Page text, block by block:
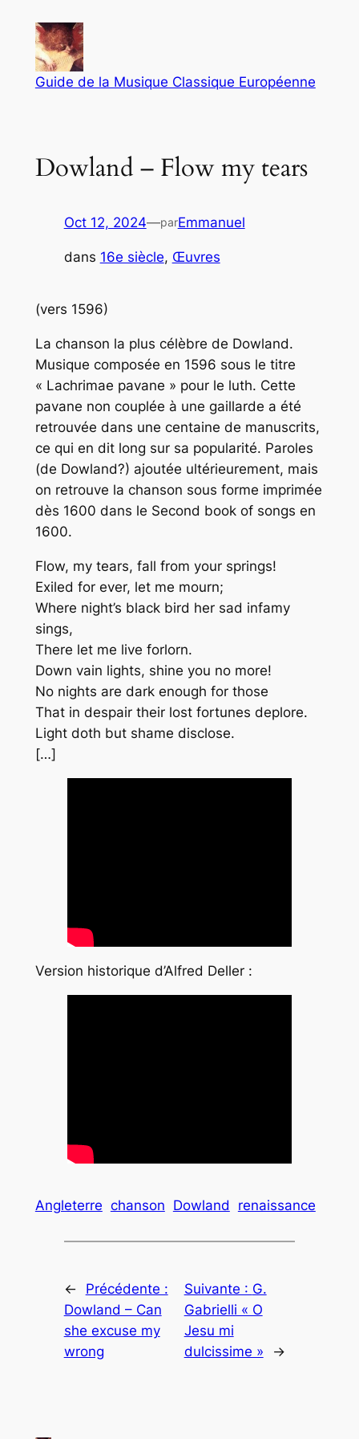
contenu
Guide de la Musique Classique Européenne
Dowland – Flow my tears
Oct 12, 2024—parEmmanuel
dans 16e siècle, Œuvres
(vers 1596)
La chanson la plus célèbre de Dowland.
Musique composée en 1596 sous le titre
« Lachrimae pavane » pour le luth. Cette
pavane non couplée à une gaillarde a été
retrouvée dans une centaine de manuscrits,
ce qui en dit long sur sa popularité. Paroles
(de Dowland?) ajoutée ultérieurement, mais
on retrouve la chanson sous forme imprimée
dès 1600 dans le Second book of songs en
1600.
Flow, my tears, fall from your springs!
Exiled for ever, let me mourn;
Where night’s black bird her sad infamy
sings,
There let me live forlorn.
Down vain lights, shine you no more!
No nights are dark enough for those
That in despair their lost fortunes deplore.
Light doth but shame disclose.
[…]
Version historique d’Alfred Deller :
Angleterre chanson Dowland renaissance
←
Précédente :
Dowland – Can
she excuse my
wrong
Suivante : G.
Gabrielli « O
Jesu mi
dulcissime »
→